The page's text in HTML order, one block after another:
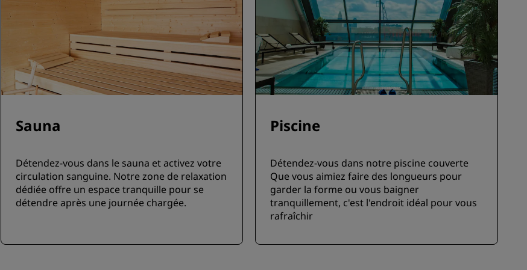
Sauna
Détendez-vous dans le sauna et activez votre
circulation sanguine. Notre zone de relaxation
dédiée offre un espace tranquille pour se
détendre après une journée chargée.
Piscine
Détendez-vous dans notre piscine couverte
Que vous aimiez faire des longueurs pour
garder la forme ou vous baigner
tranquillement, c'est l'endroit idéal pour vous
rafraîchir